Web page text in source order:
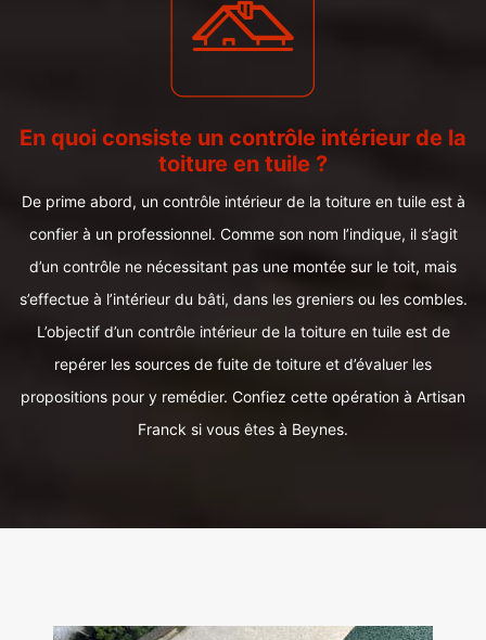
En quoi consiste un contrôle intérieur de la
toiture en tuile ?
De prime abord, un contrôle intérieur de la toiture en tuile est à
confier à un professionnel. Comme son nom l’indique, il s’agit
d’un contrôle ne nécessitant pas une montée sur le toit, mais
s’effectue à l’intérieur du bâti, dans les greniers ou les combles.
L’objectif d’un contrôle intérieur de la toiture en tuile est de
repérer les sources de fuite de toiture et d’évaluer les
propositions pour y remédier. Confiez cette opération à Artisan
Franck si vous êtes à Beynes.